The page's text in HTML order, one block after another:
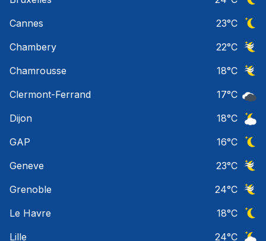
Cannes
23°C
Chambery
22°C
Chamrousse
18°C
Clermont-Ferrand
17°C
Dijon
18°C
GAP
16°C
Geneve
23°C
Grenoble
24°C
Le Havre
18°C
Lille
24°C